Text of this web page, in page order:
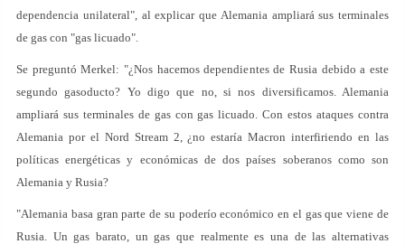
dependencia unilateral", al explicar que Alemania ampliará sus terminales
de gas con "gas licuado".
Se preguntó Merkel: "¿Nos hacemos dependientes de Rusia debido a este
segundo gasoducto? Yo digo que no, si nos diversificamos. Alemania
ampliará sus terminales de gas con gas licuado. Con estos ataques contra
Alemania por el Nord Stream 2, ¿no estaría Macron interfiriendo en las
políticas energéticas y económicas de dos países soberanos como son
Alemania y Rusia?
"Alemania basa gran parte de su poderío económico en el gas que viene de
Rusia. Un gas barato, un gas que realmente es una de las alternativas